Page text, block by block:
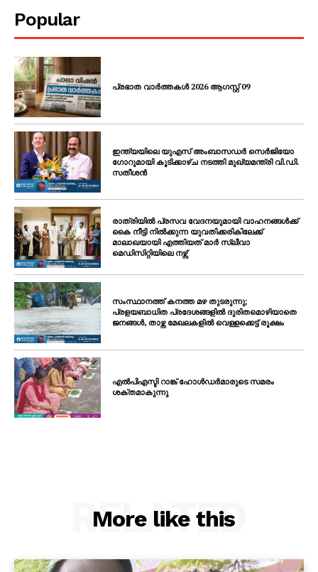
Popular
പ്രഭാത വാർത്തകൾ 2026 ആഗസ്റ്റ് 09
ഇന്ത്യയിലെ യുഎസ് അംബാസഡർ സെർജിയോ
ഗോറുമായി കൂടിക്കാഴ്ച നടത്തി മുഖ്യമന്ത്രി വി.ഡി.
സതീശൻ
രാത്രിയിൽ പ്രസവ വേദനയുമായി വാഹനങ്ങൾക്ക്
കൈ നീട്ടി നിൽക്കുന്ന യുവതിക്കരികിലേക്ക്
മാലാഖയായി എത്തിയത് മാർ സ്ലീവാ
മെഡിസിറ്റിയിലെ നഴ്സ്
സംസ്ഥാനത്ത് കനത്ത മഴ തുടരുന്നു;
പ്രളയബാധിത പ്രദേശങ്ങളിൽ ദുരിതമൊഴിയാതെ
ജനങ്ങൾ, താഴ്ന്ന മേഖലകളിൽ വെള്ളക്കെട്ട് രൂക്ഷം
എൽപിഎസ്ടി റാങ്ക് ഹോൾഡർമാരുടെ സമരം
ശക്തമാകുന്നു
More like this
RELATED